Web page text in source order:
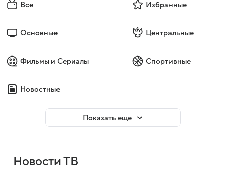
Все Избранные
Основные Центральные
Фильмы и Сериалы Спортивные
Новостные
Показать еще
Новости ТВ